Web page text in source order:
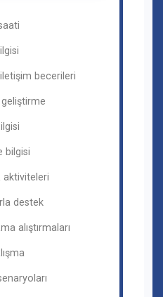
becerileri
bilgisi
aktiviteleri
destek
alıştırmaları